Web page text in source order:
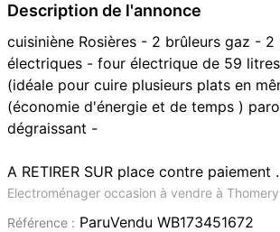
Description de l'annonce
cuisiniène Rosières - 2 brûleurs gaz - 2
électriques - four électrique de 59
(idéale pour cuire plusieurs plats en
(économie d'énergie et de temps )
dégraissant -
A RETIRER SUR place contre paiement
Electroménager occasion à vendre à
Référence : ParuVendu WB173451672